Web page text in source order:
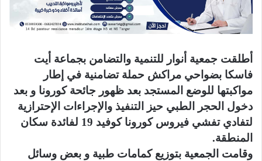
أطلقت جمعية أنوار للتنمية والتضامن بجماعة أيت
فاسكا بضواحي مراكش حملة تضامنية في إطار
مواكبتها للوضع المستجد بعد ظهور جائحة كورونا و بعد
دخول الحجر الطبي حيز التنفيذ والإجراءات الإحترازية
لتفادي تفشي فيروس كورونا كوفيد 19 لفائدة سكان
المنطقة.
وقامت الجمعية بتوزيع كمامات طبية و بعض وسائل